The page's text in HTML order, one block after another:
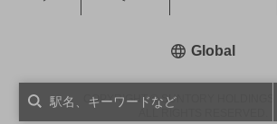
COPYRIGHT © SUNTORY HOLDINGS
Global新し